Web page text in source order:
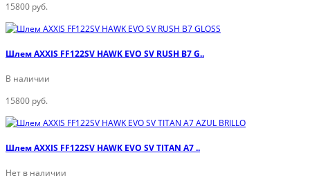
15800 руб.
Шлем AXXIS FF122SV HAWK EVO SV RUSH B7 G..
В наличии
15800 руб.
Шлем AXXIS FF122SV HAWK EVO SV TITAN A7 ..
Нет в наличии